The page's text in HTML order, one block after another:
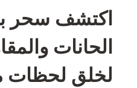
اكتشف سحر
الحانات
لخلق لحظات